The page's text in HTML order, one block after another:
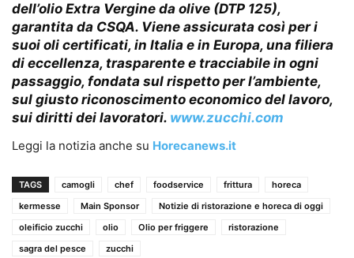
dell’olio Extra Vergine da olive (DTP 125),
garantita da CSQA. Viene assicurata così per i
suoi oli certificati, in Italia e in Europa, una filiera
di eccellenza, trasparente e tracciabile in ogni
passaggio, fondata sul rispetto per l’ambiente,
sul giusto riconoscimento economico del lavoro,
sui diritti dei lavoratori. www.zucchi.com
Leggi la notizia anche su Horecanews.it
TAGS camogli chef foodservice frittura
horeca
kermesse
Main Sponsor
Notizie di ristorazione e horeca di oggi
oleificio zucchi
olio Olio per friggere
ristorazione
sagra del pesce
zucchi